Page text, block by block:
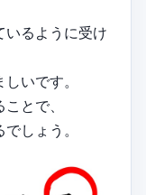
いるように受け
いです。
とで、
しょう。